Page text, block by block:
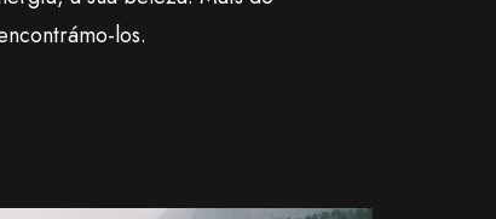
los.